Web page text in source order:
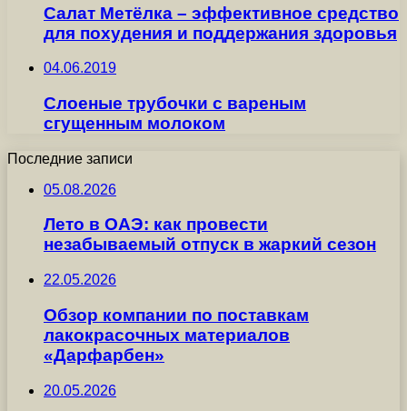
Салат Метёлка – эффективное средство
для похудения и поддержания здоровья
04.06.2019
Слоеные трубочки с вареным
сгущенным молоком
Последние записи
05.08.2026
Лето в ОАЭ: как провести
незабываемый отпуск в жаркий сезон
22.05.2026
Обзор компании по поставкам
лакокрасочных материалов
«Дарфарбен»
20.05.2026